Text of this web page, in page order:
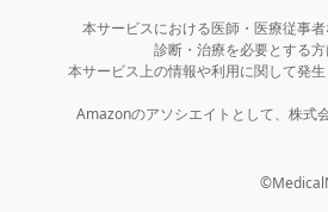
本サービスにおける医師・医療従事
診断・治療を必要とする
本サービス上の情報や利用に関して発
Amazonのアソシエイトとして、株式